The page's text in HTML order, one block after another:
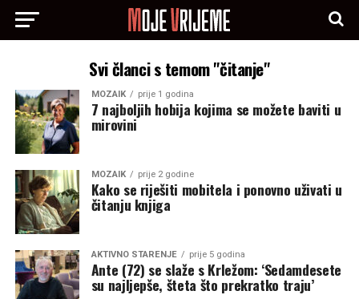
Svi članci s temom "čitanje"
MOZAIK prije 1 godina
7 najboljih hobija kojima se možete baviti u
mirovini
MOZAIK prije 2 godine
Kako se riješiti mobitela i ponovno uživati u
čitanju knjiga
AKTIVNO STARENJE prije 5 godina
Ante (72) se slaže s Krležom: ‘Sedamdesete
su najljepše, šteta što prekratko traju’